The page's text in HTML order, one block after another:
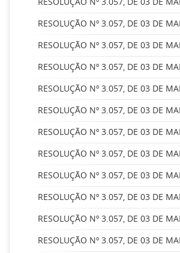
RESOLUÇÃO Nº 3.057, DE 03 DE
RESOLUÇÃO Nº 3.057, DE 03 DE
RESOLUÇÃO Nº 3.057, DE 03 DE
RESOLUÇÃO Nº 3.057, DE 03 DE
RESOLUÇÃO Nº 3.057, DE 03 DE
RESOLUÇÃO Nº 3.057, DE 03 DE
RESOLUÇÃO Nº 3.057, DE 03 DE
RESOLUÇÃO Nº 3.057, DE 03 DE
RESOLUÇÃO Nº 3.057, DE 03 DE
RESOLUÇÃO Nº 3.057, DE 03 DE
RESOLUÇÃO Nº 3.057, DE 03 DE